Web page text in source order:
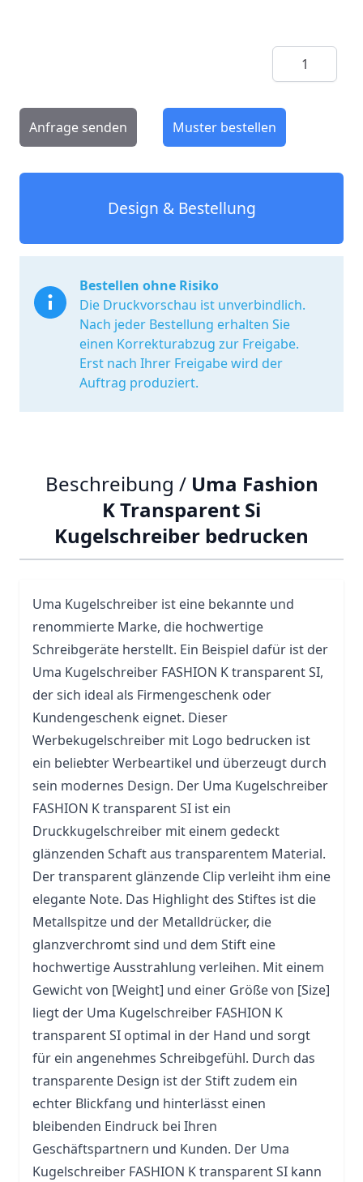
Menge
Anfrage senden Muster bestellen
Design & Bestellung
Bestellen ohne Risiko
Die Druckvorschau ist unverbindlich.
Nach jeder Bestellung erhalten Sie
einen Korrekturabzug zur Freigabe.
Erst nach Ihrer Freigabe wird der
Auftrag produziert.
Beschreibung / Uma Fashion
K Transparent Si
Kugelschreiber bedrucken
Uma Kugelschreiber ist eine bekannte und
renommierte Marke, die hochwertige
Schreibgeräte herstellt. Ein Beispiel dafür ist der
Uma Kugelschreiber FASHION K transparent SI,
der sich ideal als Firmengeschenk oder
Kundengeschenk eignet. Dieser
Werbekugelschreiber mit Logo bedrucken ist
ein beliebter Werbeartikel und überzeugt durch
sein modernes Design. Der Uma Kugelschreiber
FASHION K transparent SI ist ein
Druckkugelschreiber mit einem gedeckt
glänzenden Schaft aus transparentem Material.
Der transparent glänzende Clip verleiht ihm eine
elegante Note. Das Highlight des Stiftes ist die
Metallspitze und der Metalldrücker, die
glanzverchromt sind und dem Stift eine
hochwertige Ausstrahlung verleihen. Mit einem
Gewicht von [Weight] und einer Größe von [Size]
liegt der Uma Kugelschreiber FASHION K
transparent SI optimal in der Hand und sorgt
für ein angenehmes Schreibgefühl. Durch das
transparente Design ist der Stift zudem ein
echter Blickfang und hinterlässt einen
bleibenden Eindruck bei Ihren
Geschäftspartnern und Kunden. Der Uma
Kugelschreiber FASHION K transparent SI kann